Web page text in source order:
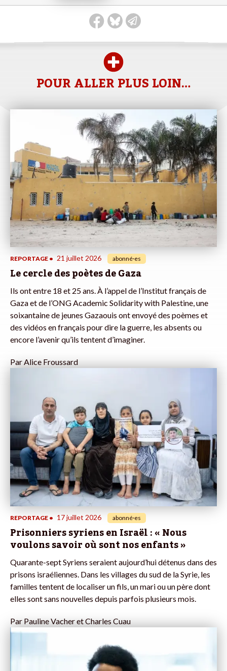
POUR ALLER PLUS LOIN…
REPORTAGE • 21 juillet 2026 abonné·es
Le cercle des poètes de Gaza
Ils ont entre 18 et 25 ans. À l’appel de l’Institut français de
Gaza et de l’ONG Academic Solidarity with Palestine, une
soixantaine de jeunes Gazaouis ont envoyé des poèmes et
des vidéos en français pour dire la guerre, les absents ou
encore l’avenir qu’ils tentent d’imaginer.
ParAlice Froussard
REPORTAGE • 17 juillet 2026 abonné·es
Prisonniers syriens en Israël : « Nous
voulons savoir où sont nos enfants »
Quarante-sept Syriens seraient aujourd’hui détenus dans des
prisons israéliennes. Dans les villages du sud de la Syrie, les
familles tentent de localiser un fils, un mari ou un père dont
elles sont sans nouvelles depuis parfois plusieurs mois.
Par Pauline Vacher et Charles Cuau